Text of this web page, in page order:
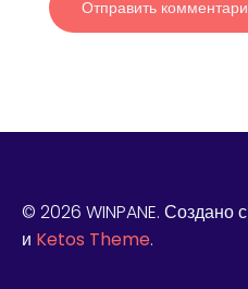
© 2026 WINPANE. Создано с
и Ketos Theme.